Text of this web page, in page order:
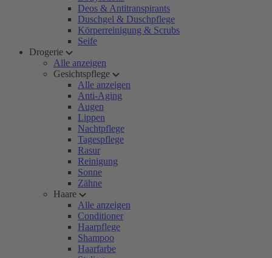
Deos & Antitranspirants
Duschgel & Duschpflege
Körperreinigung & Scrubs
Seife
Drogerie
Alle anzeigen
Gesichtspflege
Alle anzeigen
Anti-Aging
Augen
Lippen
Nachtpflege
Tagespflege
Rasur
Reinigung
Sonne
Zähne
Haare
Alle anzeigen
Conditioner
Haarpflege
Shampoo
Haarfarbe